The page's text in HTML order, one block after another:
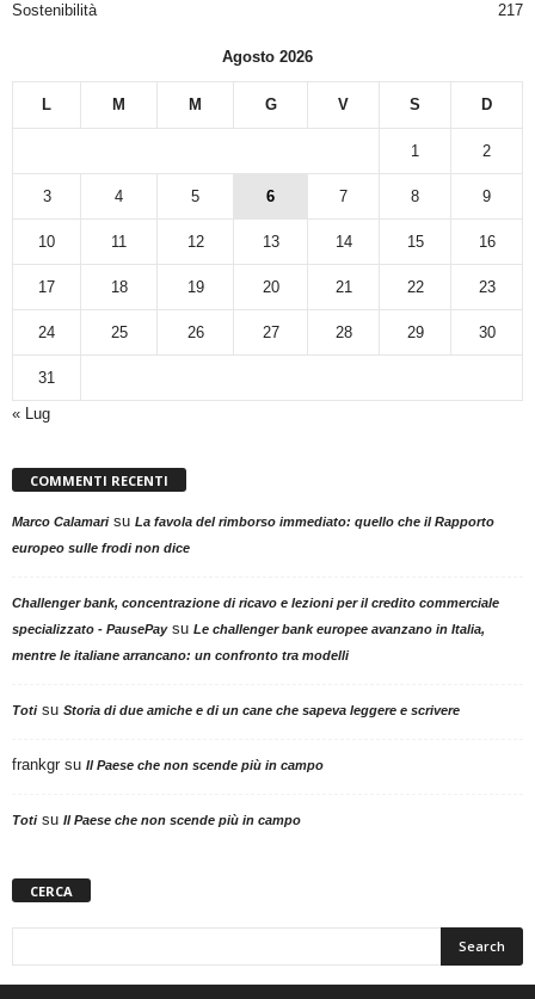
Sostenibilità
217
Agosto 2026
L M M G V S D
1 2
3 4 5 6 7 8 9
10 11 12 13 14 15 16
17 18 19 20 21 22 23
24 25 26 27 28 29 30
31
« Lug
COMMENTI RECENTI
Marco Calamarisu La favola del rimborso immediato: quello che il Rapporto
europeo sulle frodi non dice
Challenger bank, concentrazione di ricavo e lezioni per il credito commerciale
specializzato - PausePaysu Le challenger bank europee avanzano in Italia,
mentre le italiane arrancano: un confronto tra modelli
Totisu Storia di due amiche e di un cane che sapeva leggere e scrivere
frankgr su Il Paese che non scende più in campo
Totisu Il Paese che non scende più in campo
CERCA